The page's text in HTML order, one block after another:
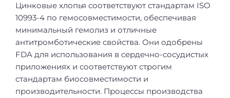
Цинковые хлопья соответствуют стандартам ISO
10993-4 по гемосовместимости, обеспечивая
минимальный гемолиз и отличные
антитромботические свойства. Они одобрены
FDA для использования в сердечно-сосудистых
приложениях и соответствуют строгим
стандартам биосовместимости и
производительности. Процессы производства